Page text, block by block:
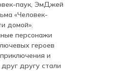
паук, ЭмДжей
«Человек-
домой».
персонажи
героев
и
другу стали